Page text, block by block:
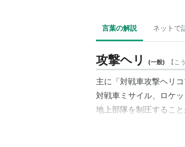
言葉の解説 ネットで
攻撃ヘリ (一般) 【こ
主に「対戦車攻撃ヘリ
対戦車ミサイル、ロケ
地上部隊を制圧するこ